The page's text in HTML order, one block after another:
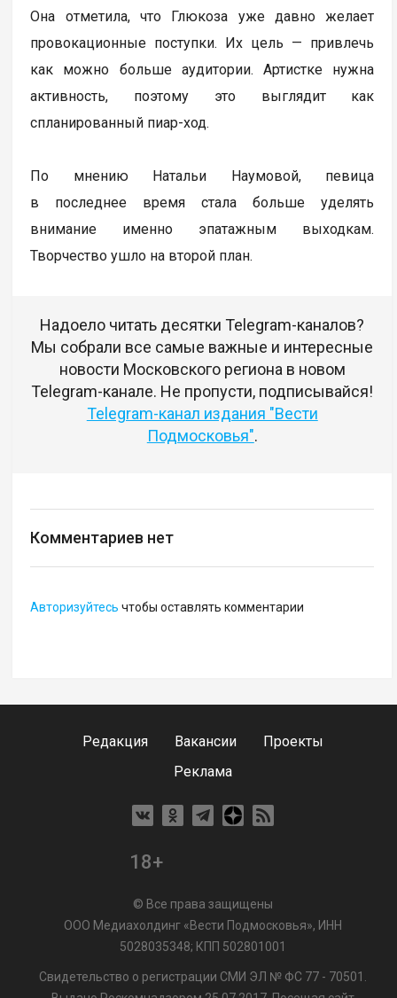
Она отметила, что Глюкоза уже давно желает
провокационные поступки. Их цель — привлечь
как можно больше аудитории. Артистке нужна
активность, поэтому это выглядит как
спланированный пиар-ход.
По мнению Натальи Наумовой, певица
в последнее время стала больше уделять
внимание именно эпатажным выходкам.
Творчество ушло на второй план.
Надоело читать десятки Telegram-каналов?
Мы собрали все самые важные и интересные
новости Московского региона в новом
Telegram-канале. Не пропусти, подписывайся!
Telegram-канал издания "Вести
Подмосковья".
Комментариев нет
Авторизуйтесь чтобы оставлять комментарии
Редакция Вакансии
Проекты
Реклама
18+
© Все права защищены
ООО Медиахолдинг «Вести Подмосковья», ИНН
5028035348; КПП 502801001
Свидетельство о регистрации СМИ ЭЛ № ФС 77 - 70501.